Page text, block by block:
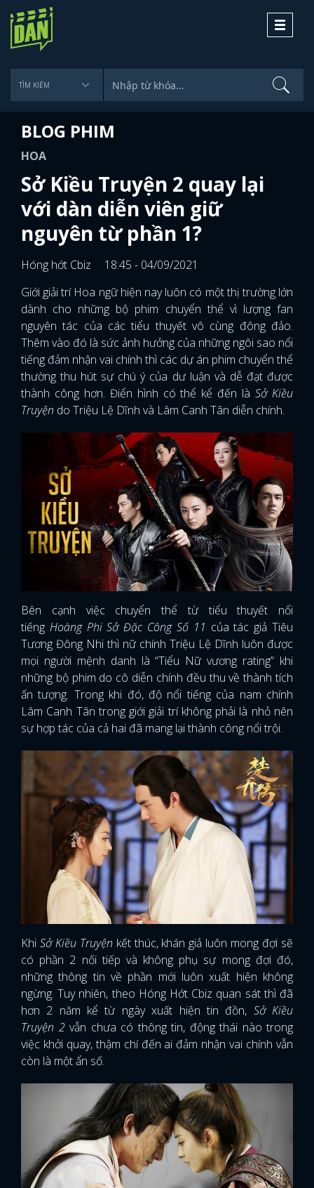
Toggle
BLOG PHIM
HOA
Sở Kiều Truyện 2 quay lại
với dàn diễn viên giữ
nguyên từ phần 1?
Hóng hớt Cbiz
18:45 - 04/09/2021
Giới giải trí Hoa ngữ hiện nay luôn có một thị trường lớn
dành cho những bộ phim chuyển thể vì lượng fan
nguyên tác của các tiểu thuyết vô cùng đông đảo.
Thêm vào đó là sức ảnh hưởng của những ngôi sao nổi
tiếng đảm nhận vai chính thì các dự án phim chuyển thể
thường thu hút sự chú ý của dư luận và dễ đạt được
thành công hơn. Điển hình có thể kể đến là Sở Kiều
Truyện do Triệu Lệ Dĩnh và Lâm Canh Tân diễn chính.
Bên cạnh việc chuyển thể từ tiểu thuyết nổi
tiếng Hoàng Phi Sở Đặc Công Số 11 của tác giả Tiêu
Tương Đông Nhi thì nữ chính Triệu Lệ Dĩnh luôn được
mọi người mệnh danh là “Tiểu Nữ vương rating” khi
những bộ phim do cô diễn chính đều thu về thành tích
ấn tượng. Trong khi đó, độ nổi tiếng của nam chính
Lâm Canh Tân trong giới giải trí không phải là nhỏ nên
sự hợp tác của cả hai đã mang lại thành công nổi trội.
Khi Sở Kiều Truyện kết thúc, khán giả luôn mong đợi sẽ
có phần 2 nối tiếp và không phụ sự mong đợi đó,
những thông tin về phần mới luôn xuất hiện không
ngừng. Tuy nhiên, theo Hóng Hớt Cbiz quan sát thì đã
hơn 2 năm kể từ ngày xuất hiện tin đồn, Sở Kiều
Truyện 2vẫn chưa có thông tin, động thái nào trong
việc khởi quay, thậm chí đến ai đảm nhận vai chính vẫn
còn là một ẩn số.